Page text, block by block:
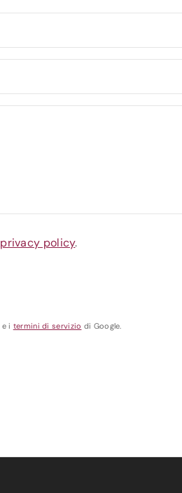
privacy policy.
e i termini di servizio di Google.